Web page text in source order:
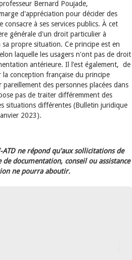
Bernard Poujade,
d'appréciation pour décider des
à ses services publics. À cet
générale d'un droit particulier à
propre situation. Ce principe est en
laquelle les usagers n'ont pas de droit
antérieure. Il l’est également, de
conception française du principe
des personnes placées dans
pas de traiter différemment des
situations différentes (Bulletin juridique
2023).
ne répond qu'aux sollicitations de
de documentation, conseil ou assistance
ne pourra aboutir.